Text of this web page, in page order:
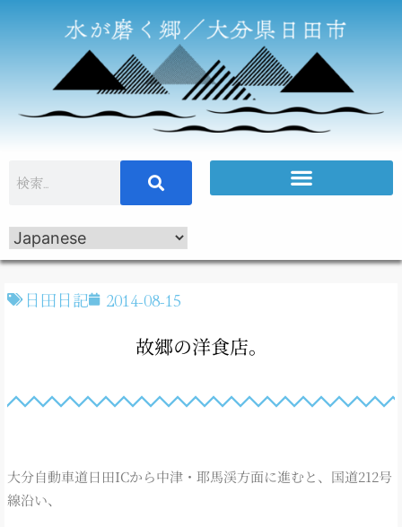
日田日記 2014-08-15
故郷の洋食店。
大分自動車道日田ICから中津・耶馬渓方面に進むと、国道212号
線沿い、